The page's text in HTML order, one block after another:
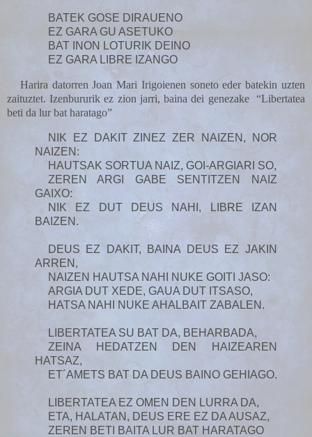
BATEK GOSE DIRAUENO
EZ GARA GU ASETUKO
BAT INON LOTURIK DEINO
EZ GARA LIBRE IZANGO
Harira datorren Joan Mari Irigoienen soneto eder batekin uzten
zaituztet. Izenbururik ez zion jarri, baina dei genezake
“Libertatea
beti da lur bat haratago”
NIK EZ DAKIT ZINEZ ZER NAIZEN, NOR
NAIZEN:
HAUTSAK SORTUA NAIZ, GOI-ARGIARI SO,
ZEREN ARGI GABE SENTITZEN NAIZ
GAIXO:
NIK EZ DUT DEUS NAHI, LIBRE IZAN
BAIZEN.
DEUS EZ DAKIT, BAINA DEUS EZ JAKIN
ARREN,
NAIZEN HAUTSA NAHI NUKE GOITI JASO:
ARGIA DUT XEDE, GAUA DUT ITSASO,
HATSA NAHI NUKE AHALBAIT ZABALEN.
LIBERTATEA SU BAT DA, BEHARBADA,
ZEINA HEDATZEN DEN HAIZEAREN
HATSAZ,
ET´AMETS BAT DA DEUS BAINO GEHIAGO.
LIBERTATEA EZ OMEN DEN LURRA DA,
ETA, HALATAN, DEUS ERE EZ DA AUSAZ,
ZEREN BETI BAITA LUR BAT HARATAGO